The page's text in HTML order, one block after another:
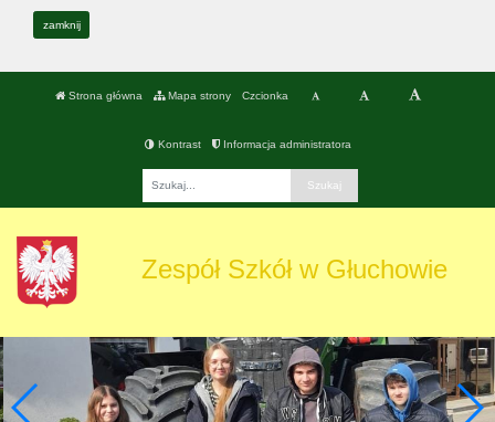
zamknij
Strona główna Mapa strony Czcionka
Kontrast Informacja administratora
Zespół Szkół w Głuchowie